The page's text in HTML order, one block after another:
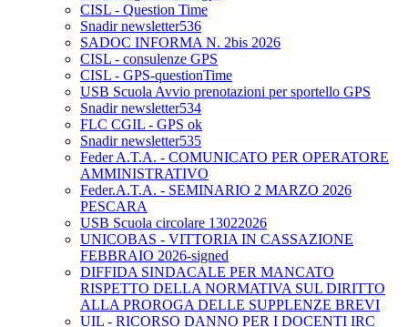
CISL - Question Time
Snadir newsletter536
SADOC INFORMA N. 2bis 2026
CISL - consulenze GPS
CISL - GPS-questionTime
USB Scuola Avvio prenotazioni per sportello GPS
Snadir newsletter534
FLC CGIL - GPS ok
Snadir newsletter535
Feder A.T.A. - COMUNICATO PER OPERATORE
AMMINISTRATIVO
Feder.A.T.A. - SEMINARIO 2 MARZO 2026
PESCARA
USB Scuola circolare 13022026
UNICOBAS - VITTORIA IN CASSAZIONE
FEBBRAIO 2026-signed
DIFFIDA SINDACALE PER MANCATO
RISPETTO DELLA NORMATIVA SUL DIRITTO
ALLA PROROGA DELLE SUPPLENZE BREVI
UIL - RICORSO DANNO PER I DOCENTI IRC